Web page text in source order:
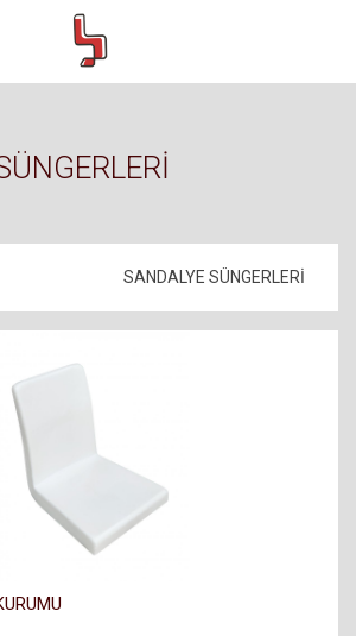
SANDALYE SÜNGERLERİ